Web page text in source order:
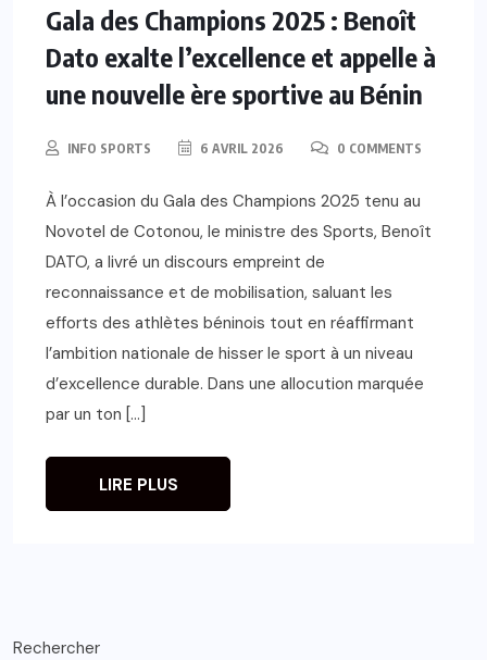
Gala des Champions 2025 : Benoît
Dato exalte l’excellence et appelle à
une nouvelle ère sportive au Bénin
INFO SPORTS 6 AVRIL 2026 0 COMMENTS
À l’occasion du Gala des Champions 2025 tenu au
Novotel de Cotonou, le ministre des Sports, Benoît
DATO, a livré un discours empreint de
reconnaissance et de mobilisation, saluant les
efforts des athlètes béninois tout en réaffirmant
l’ambition nationale de hisser le sport à un niveau
d’excellence durable. Dans une allocution marquée
par un ton […]
LIRE PLUS
Rechercher